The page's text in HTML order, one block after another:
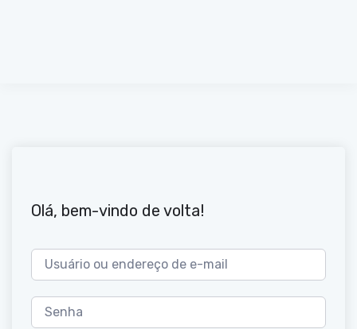
Olá, bem-vindo de volta!